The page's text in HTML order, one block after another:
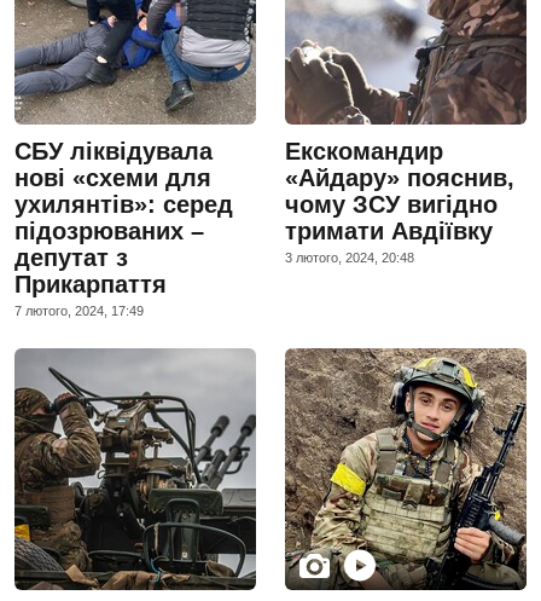
СБУ ліквідувала
нові «схеми для
ухилянтів»: серед
підозрюваних –
депутат з
Прикарпаття
7 лютого, 2024, 17:49
Екскомандир
«Айдару» пояснив,
чому ЗСУ вигідно
тримати Авдіївку
3 лютого, 2024, 20:48